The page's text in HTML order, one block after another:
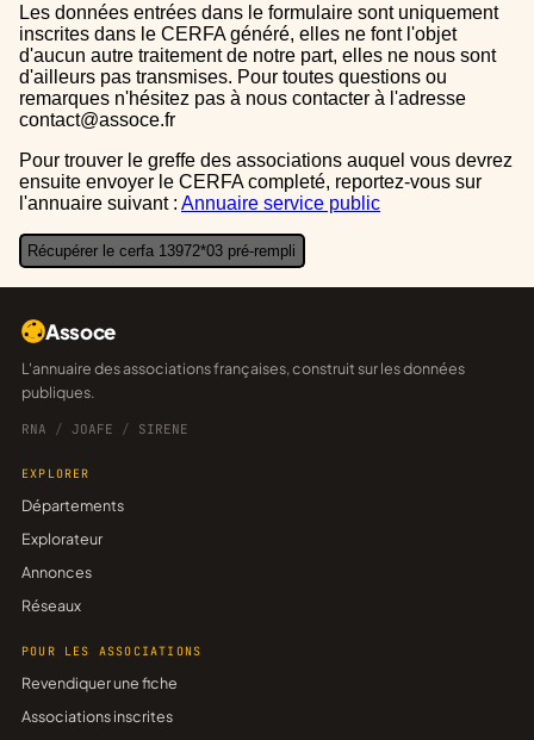
Les données entrées dans le formulaire sont uniquement
inscrites dans le CERFA généré, elles ne font l'objet
d'aucun autre traitement de notre part, elles ne nous sont
d'ailleurs pas transmises. Pour toutes questions ou
remarques n'hésitez pas à nous contacter à l'adresse
contact@assoce.fr
Pour trouver le greffe des associations auquel vous devrez
ensuite envoyer le CERFA completé, reportez-vous sur
l'annuaire suivant : Annuaire service public
Récupérer le cerfa 13972*03 pré-rempli
Assoce
L'annuaire des associations françaises, construit sur les données
publiques.
RNA / JOAFE / SIRENE
EXPLORER
Départements
Explorateur
Annonces
Réseaux
POUR LES ASSOCIATIONS
Revendiquer une fiche
Associations inscrites